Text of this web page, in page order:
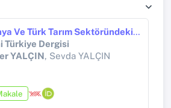
Dünya Ve Türk Tarım Sektöründeki Gelişmeler Işığında Geleceğe Bakış (1970-2017)
Türkiye Dergisi
YALÇIN, Sevda YALÇIN